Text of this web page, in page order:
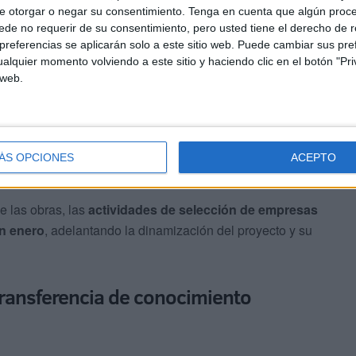
otorgar o negar su consentimiento. Tenga en cuenta que algún
no requerir de su consentimiento, pero usted tiene el derecho de
se aplicarán solo a este sitio web. Puede cambiar sus
momento volviendo a este sitio y haciendo clic en el botón
OPCIONES ACEPTO
jueves 15 de enero de 2026, marcando el inicio
durante aproximadamente15 meses, según el
estaránplenamente operativas en 2027,
un papel relevante en elimpulso del
local.
las obras, las actividades de selección de empresas
enero, adelantando la dinamización del proyecto y su
de conocimiento